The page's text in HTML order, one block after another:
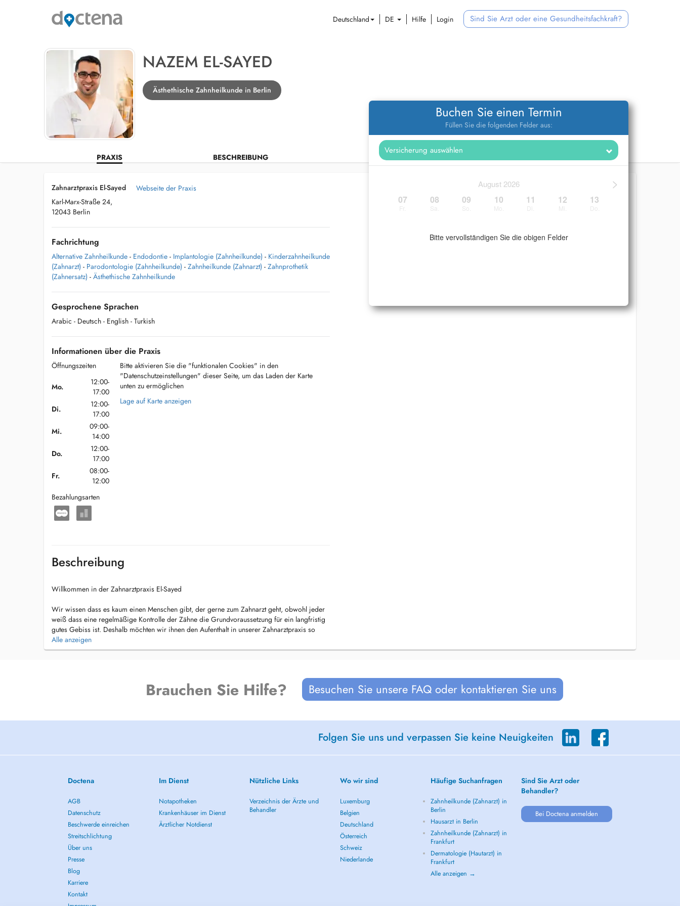
Deutschland DE Hilfe Login Sind Sie Arzt oder eine Gesundheitsfachkraft?
NAZEM EL-SAYED
Ästhethische Zahnheilkunde in Berlin
PRAXIS BESCHREIBUNG
Buchen Sie einen Termin
Füllen Sie die folgenden Felder aus:
>
August 2026
07 08 09 10 11 12 13
Bitte vervollständigen Sie die obigen Felder
Zahnarztpraxis El-Sayed
Karl-Marx-Straße 24,
12043 Berlin
Webseite der Praxis
Fachrichtung
Alternative Zahnheilkunde - Endodontie - Implantologie (Zahnheilkunde) - Kinderzahnheilkunde
(Zahnarzt) - Parodontologie (Zahnheilkunde) - Zahnheilkunde (Zahnarzt) - Zahnprothetik
(Zahnersatz) - Ästhethische Zahnheilkunde
Gesprochene Sprachen
Arabic - Deutsch - English - Turkish
Informationen über die Praxis
Öffnungszeiten
Mo.
12:00-
17:00
Di.
12:00-
17:00
Mi.
09:00-
14:00
Do.
12:00-
17:00
Fr.
08:00-
12:00
Bezahlungsarten
Bitte aktivieren Sie die "funktionalen Cookies" in den
"Datenschutzeinstellungen" dieser Seite, um das Laden der Karte
unten zu ermöglichen
Lage auf Karte anzeigen
Beschreibung
Willkommen in der Zahnarztpraxis El-Sayed
Wir wissen dass es kaum einen Menschen gibt, der gerne zum Zahnarzt geht, obwohl jeder
weiß dass eine regelmäßige Kontrolle der Zähne die Grundvoraussetzung für ein langfristig
gutes Gebiss ist. Deshalb möchten wir ihnen den Aufenthalt in unserer Zahnarztpraxis so
angenehm wie möglich gestalten. Wir nehmen uns immer genug Zeit, um auf Ihre Wünsche
und Bedürfnisse einzugehen. Eine entspannte Atmosphäre , freundliches und
Alle anzeigen
Brauchen Sie Hilfe? Besuchen Sie unsere FAQ oder kontaktieren Sie uns
Folgen Sie uns und verpassen Sie keine Neuigkeiten
Doctena
AGB
Datenschutz
Beschwerde einreichen
Streitschlichtung
Über uns
Presse
Blog
Karriere
Kontakt
Im Dienst
Notapotheken
Krankenhäuser im Dienst
Ärztlicher Notdienst
Nützliche Links
Verzeichnis der Ärzte und
Behandler
Wo wir sind
Luxemburg
Belgien
Deutschland
Österreich
Schweiz
Niederlande
Häufige Suchanfragen
Zahnheilkunde (Zahnarzt) in
Berlin
Hausarzt in Berlin
Zahnheilkunde (Zahnarzt) in
Frankfurt
Dermatologie (Hautarzt) in
Frankfurt
Alle anzeigen →
Sind Sie Arzt oder
Behandler?
Bei Doctena anmelden